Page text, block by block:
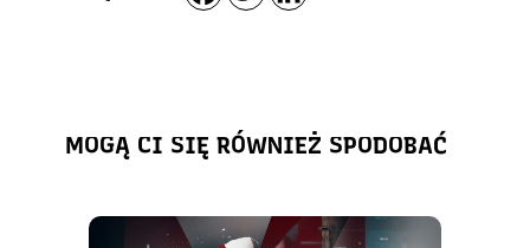
MOGĄ CI SIĘ RÓWNIEŻ SPODOBAĆ